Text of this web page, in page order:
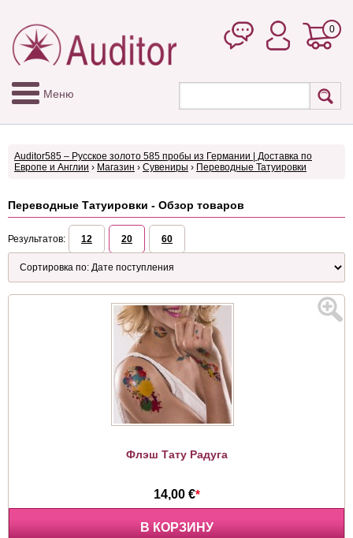
0
Меню
Auditor585 – Русское золото 585 пробы из Германии | Доставка по
Европе и Англии › Магазин › Сувениры › Переводные Татуировки
Переводные Татуировки - Обзор товаров
Результатов: 12 20 60
Флэш Тату Радуга
14,00 €*
В КОРЗИНУ